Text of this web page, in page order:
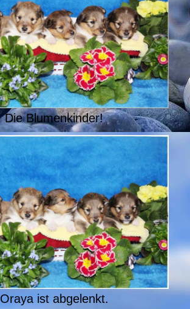
Die Blumenkinder!
Oraya ist abgelenkt.